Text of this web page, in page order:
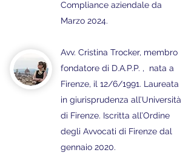
Compliance aziendale da
Marzo 2024.
Avv. Cristina Trocker, membro
fondatore di D.A.P.P. , nata a
Firenze, il 12/6/1991. Laureata
in giurisprudenza all’Università
di Firenze. Iscritta all’Ordine
degli Avvocati di Firenze dal
gennaio 2020.